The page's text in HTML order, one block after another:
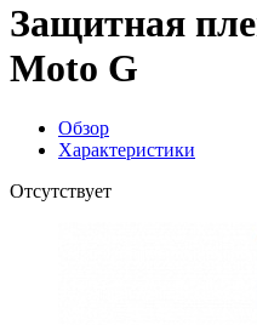
Защитная
Moto G
Обзор
Характеристики
Отсутствует